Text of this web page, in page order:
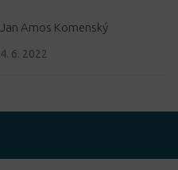
Jan Amos Komenský
4. 6. 2022